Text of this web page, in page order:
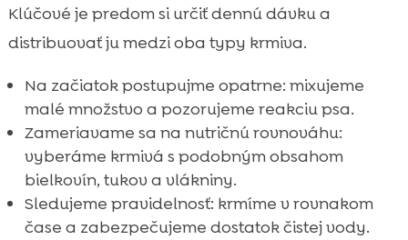
Klúčové je predom si určiť dennú dávku a
distribuovať ju medzi oba typy krmiva.
Na začiatok postupujme opatrne: mixujeme
malé množstvo a pozorujeme reakciu psa.
Zameriavame sa na nutričnú rovnováhu:
vyberáme krmivá s podobným obsahom
bielkovín, tukov a vlákniny.
Sledujeme pravidelnosť: krmíme v rovnakom
čase a zabezpečujeme dostatok čistej vody.